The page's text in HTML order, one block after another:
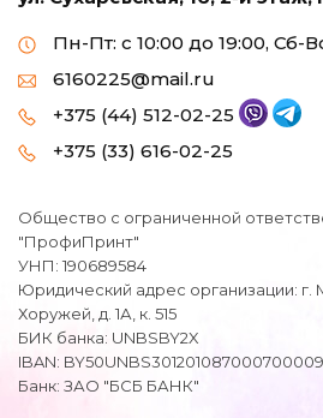
Пн-Пт: с 10:00 до 19:00, Сб-
6160225@mail.ru
+375 (44) 512-02-25
+375 (33) 616-02-25
Общество с ограниченной
"ПрофиПринт"
УНП: 190689584
Юридический адрес организации: г.
Хоружей, д. 1А, к. 515
БИК банка: UNBSBY2X
IBAN:
Банк: ЗАО "БСБ БАНК"